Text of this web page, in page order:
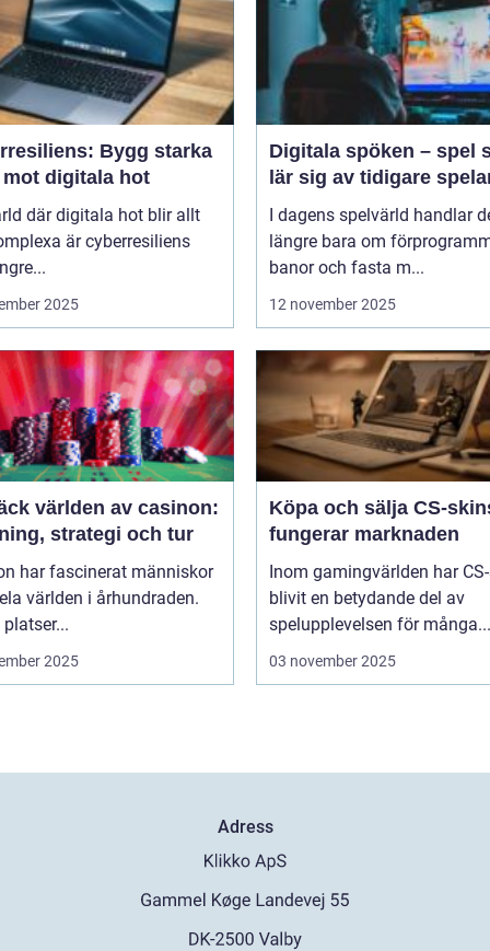
Bygg starka
mot digitala hot
där digitala hot blir allt
är cyberresiliens
2025
Digitala spöken – spel
lär sig av tidigare
I dagens spelvärld handlar
längre bara om
banor och fasta m...
12 november 2025
världen av casinon:
strategi och tur
har fascinerat människor
världen i århundraden.
2025
Köpa och sälja CS-
fungerar marknaden
Inom gamingvärlden har
blivit en betydande del av
spelupplevelsen för många...
03 november 2025
Adress